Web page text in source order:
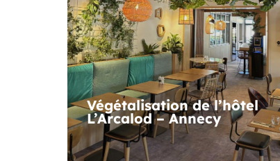
Végétalisation de l’hôtel
L’Arcalod – Annecy